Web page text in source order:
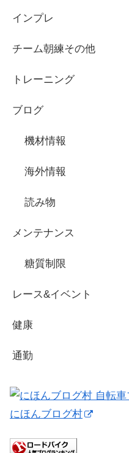
インプレ
チーム朝練その他
トレーニング
ブログ
機材情報
海外情報
読み物
メンテナンス
糖質制限
レース&イベント
健康
通勤
にほんブログ村